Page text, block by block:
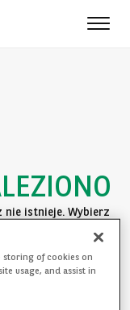
Toggle
nie istnieje. Wybierz
storing of cookies on
usage, and assist in